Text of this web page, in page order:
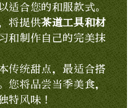
适合您的和服款式。
将提供茶道工具和材
和制作自己的完美抹
传统甜点，最适合搭
您将品尝当季美食，
特风味！